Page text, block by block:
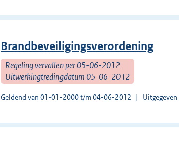
Brandbeveiligingsverordening
Regeling vervallen per 05-06-2012
Uitwerkingtredingdatum 05-06-2012
Geldend van 01-01-2000 t/m 04-06-2012